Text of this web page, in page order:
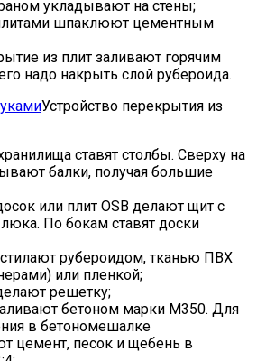
укладывают на стены;
шпаклюют цементным
из плит заливают горячим
надо накрыть слой рубероида.
Устройство перекрытия из
ставят столбы. Сверху на
балки, получая большие
или плит OSB делают щит с
По бокам ставят доски
рубероидом, тканью ПВХ
или пленкой;
решетку;
бетоном марки М350. Для
в бетономешалке
цемент, песок и щебень в